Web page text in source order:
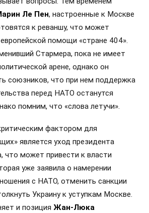
Ле Пен, настроенные к Москве
к реваншу, что может
помощи «стране 404».
Стармера, пока не имеет
арене, однако он
союзников, что при нем поддержка
перед НАТО останутся
помним, что «слова летучи».
фактором для
является уход президента
что может привести к власти
уже заявила о намерении
с НАТО, отменить санкции
Украину к уступкам Москве.
и позиция Жан-Люка